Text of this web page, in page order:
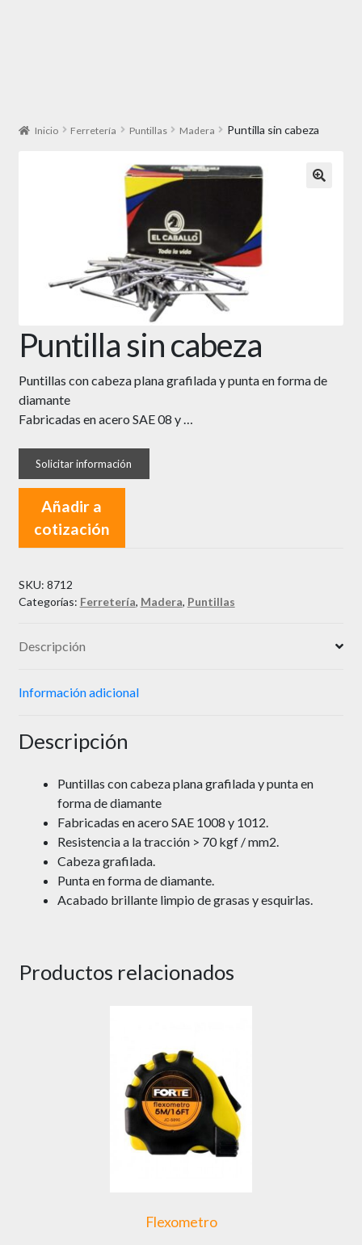
Inicio Ferretería Puntillas Madera Puntilla sin cabeza
Puntilla sin cabeza
Puntillas con cabeza plana grafilada y punta en forma de
diamante
Fabricadas en acero SAE 08 y …
Añadir a
cotización
SKU: 8712
Categorías: Ferretería, Madera, Puntillas
Descripción
Información adicional
Descripción
Puntillas con cabeza plana grafilada y punta en
forma de diamante
Fabricadas en acero SAE 1008 y 1012.
Resistencia a la tracción > 70 kgf / mm2.
Cabeza grafilada.
Punta en forma de diamante.
Acabado brillante limpio de grasas y esquirlas.
Productos relacionados
Flexometro